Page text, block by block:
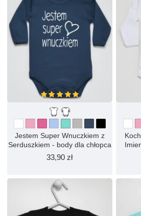
Jestem Super Wnuczkiem z
Serduszkiem - body dla chłopca
33,90 zł